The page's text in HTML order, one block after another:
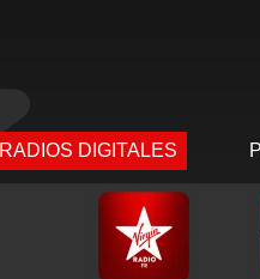
RADIOS DIGITALES